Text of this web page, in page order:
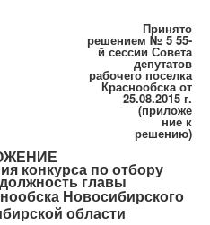
Принято
решением № 5 55-
й сессии Совета
депутатов
рабочего поселка
Краснообска от
25.08.2015 г.
(приложе
ние к
решению)
конкурса по отбору
главы
Новосибирского
области